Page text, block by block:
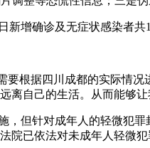
增确诊及无症状感染者共
要根据四川成都的实际情
自己的生活。从而能够
，但针对成年人的轻微犯
院已依法对未成年人轻微犯